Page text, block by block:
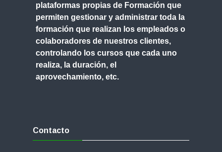
plataformas propias de Formación que
permiten gestionar y administrar toda la
formación que realizan los empleados o
colaboradores de nuestros clientes,
controlando los cursos que cada uno
realiza, la duración, el
aprovechamiento, etc.
Contacto